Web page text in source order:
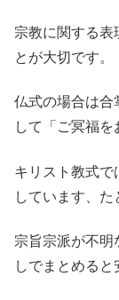
宗教に関する表
とが大切です。
仏式の場合は合
して「ご冥福を
キリスト教式で
しています、た
宗旨宗派が不明
しでまとめると